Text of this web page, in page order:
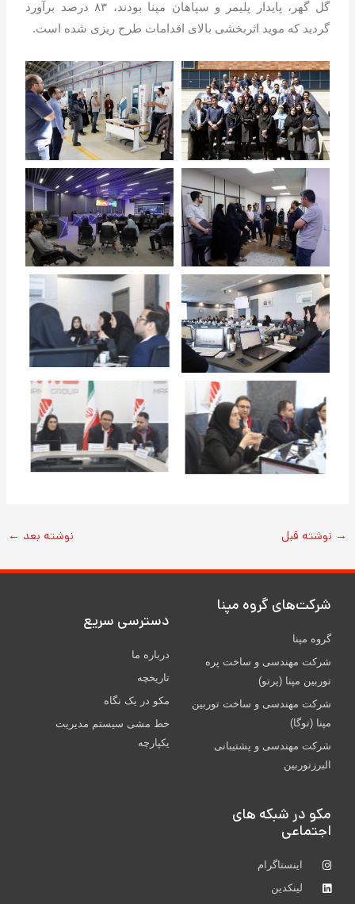
گل گهر، پایدار پلیمر و سپاهان مپنا بودند، ۸۳ درصد برآورد
گردید که موید اثربخشی بالای اقدامات طرح ریزی شده است.
→ نوشته قبل نوشته بعد ←
شركت‌های گروه مپنا
گروه مپنا
شرکت مهندسی و ساخت پره‌
توربین مپنا (پرتو)
شركت مهندسی و ساخت توربين
مپنا (توگا)
شركت مهندسی و پشتيبانی
البرزتوربين
دسترسی سریع
درباره ما
تاریخچه
مکو در یک نگاه
خط مشی سیستم مدیریت
یکپارچه
مکو در شبکه های
اجتماعی
اینستاگرام
لینکدین